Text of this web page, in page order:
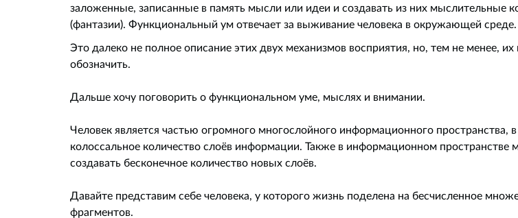
заложенные, записанные в память мысли или идеи и создавать из них мыслительные
(фантазии). Функциональный ум отвечает за выживание человека в окружающей среде.
Это далеко не полное описание этих двух механизмов восприятия, но, тем не менее,
обозначить.
Дальше хочу поговорить о функциональном уме, мыслях и внимании.
Человек является частью огромного многослойного информационного пространства,
колоссальное количество слоёв информации. Также в информационном пространстве
создавать бесконечное количество новых слоёв.
Давайте представим себе человека, у которого жизнь поделена на бесчисленное
фрагментов.